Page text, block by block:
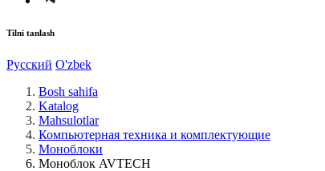
Tilni tanlash
Русский O'zbek
Bosh sahifa
Katalog
Mahsulotlar
Компьютерная техника и комплектующие
Моноблоки
Моноблок AVTECH